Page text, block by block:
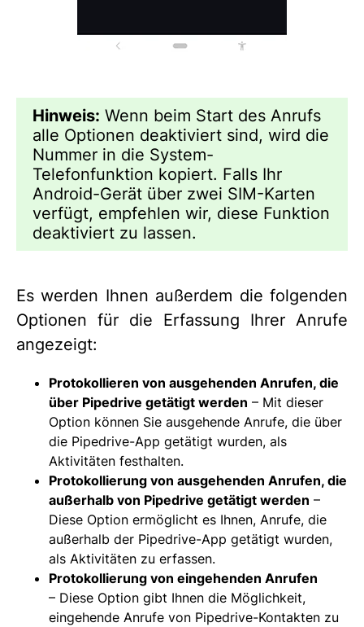
Hinweis: Wenn beim Start des Anrufs
alle Optionen deaktiviert sind, wird die
Nummer in die System-
Telefonfunktion kopiert. Falls Ihr
Android-Gerät über zwei SIM-Karten
verfügt, empfehlen wir, diese Funktion
deaktiviert zu lassen.
Es werden Ihnen außerdem die folgenden
Optionen für die Erfassung Ihrer Anrufe
angezeigt:
Protokollieren von ausgehenden Anrufen, die
über Pipedrive getätigt werden – Mit dieser
Option können Sie ausgehende Anrufe, die über
die Pipedrive-App getätigt wurden, als
Aktivitäten festhalten.
Protokollierung von ausgehenden Anrufen, die
außerhalb von Pipedrive getätigt werden –
Diese Option ermöglicht es Ihnen, Anrufe, die
außerhalb der Pipedrive-App getätigt wurden,
als Aktivitäten zu erfassen.
Protokollierung von eingehenden Anrufen
– Diese Option gibt Ihnen die Möglichkeit,
eingehende Anrufe von Pipedrive-Kontakten zu